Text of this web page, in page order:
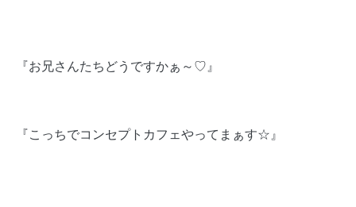
『お兄さんたちどうですかぁ～♡』
『こっちでコンセプトカフェやってまぁす☆』